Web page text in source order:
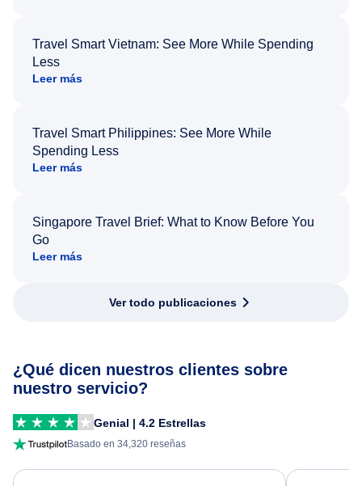
Travel Smart Vietnam: See More While Spending
Less
Leer más
Travel Smart Philippines: See More While
Spending Less
Leer más
Singapore Travel Brief: What to Know Before You
Go
Leer más
Ver todo publicaciones
¿Qué dicen nuestros clientes sobre
nuestro servicio?
Genial | 4.2 Estrellas
Basado en 34,320 reseñas